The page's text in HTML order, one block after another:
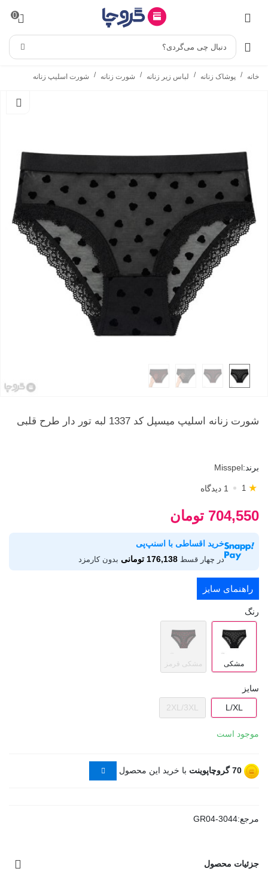
0
دنبال چی می‌گردی؟
خانه / پوشاک زنانه / لباس زیر زنانه / شورت زنانه / شورت اسلیپ زنانه
شورت زنانه اسلیپ میسپل کد 1337 لبه تور دار طرح قلبی
برند:Misspel
1 ★ 1 دیدگاه
704,550 تومان
خرید اقساطی با اسنپ‌پی
در چهار قسط 176,138 تومانی بدون کارمزد
راهنمای سایز
رنگ
مشکی مشکی قرمز
سایز
L/XL
2XL/3XL
موجود است
70گروچاپوینت با خرید این محصول
مرجع:GR04-3044
جزئیات محصول